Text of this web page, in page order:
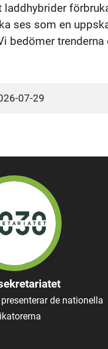
ses som en
bedömer
07-29
de nationella